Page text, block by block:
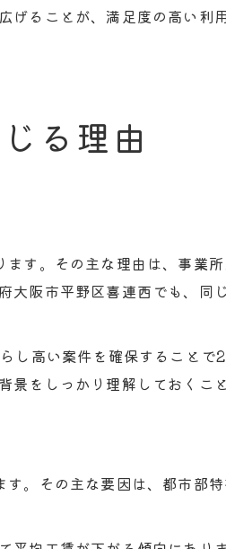
げることが、満足度の高い利
る理由
す。その主な理由は、事業
大阪市平野区喜連西でも、同
し高い案件を確保することで
をしっかり理解しておくこと
。その主な要因は、都市部